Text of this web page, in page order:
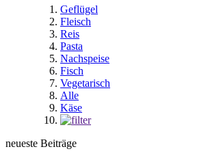
Geflügel
Fleisch
Reis
Pasta
Nachspeise
Fisch
Vegetarisch
Alle
Käse
neueste Beiträge